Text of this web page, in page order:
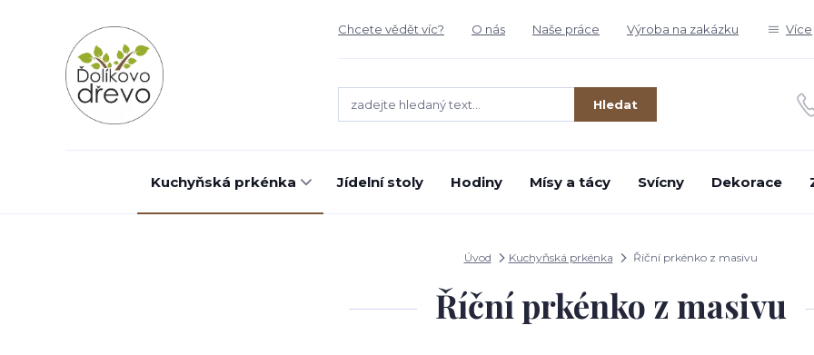
Chcete vědět víc? O nás Naše práce Výroba na zakázku Více
Hledat
Kuchyňská prkénka Jídelní stoly Hodiny Mísy a tácy Svícny Dekorace
Úvod Kuchyňská prkénka Říční prkénko z masivu
Říční prkénko z masivu